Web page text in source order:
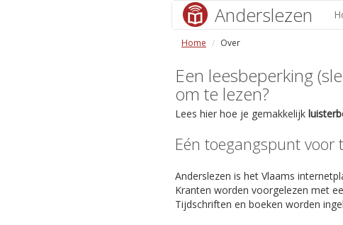
Anderslezen
Home Over
Een leesbeperking
om te lezen?
Lees hier hoe je gemakkelijk
Eén toegangspunt voor
Anderslezen is het Vlaams
Kranten worden voorgelezen met
Tijdschriften en boeken worden